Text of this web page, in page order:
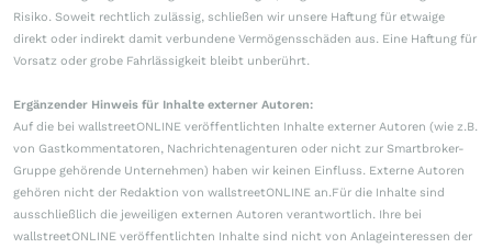
Risiko. Soweit rechtlich zulässig, schließen wir unsere Haftung für etwaige
direkt oder indirekt damit verbundene Vermögensschäden aus. Eine Haftung für
Vorsatz oder grobe Fahrlässigkeit bleibt unberührt.
Ergänzender Hinweis für Inhalte externer Autoren:
Auf die bei wallstreetONLINE veröffentlichten Inhalte externer Autoren (wie z.B.
von Gastkommentatoren, Nachrichtenagenturen oder nicht zur Smartbroker-
Gruppe gehörende Unternehmen) haben wir keinen Einfluss. Externe Autoren
gehören nicht der Redaktion von wallstreetONLINE an.Für die Inhalte sind
ausschließlich die jeweiligen externen Autoren verantwortlich. Ihre bei
wallstreetONLINE veröffentlichten Inhalte sind nicht von Anlageinteressen der